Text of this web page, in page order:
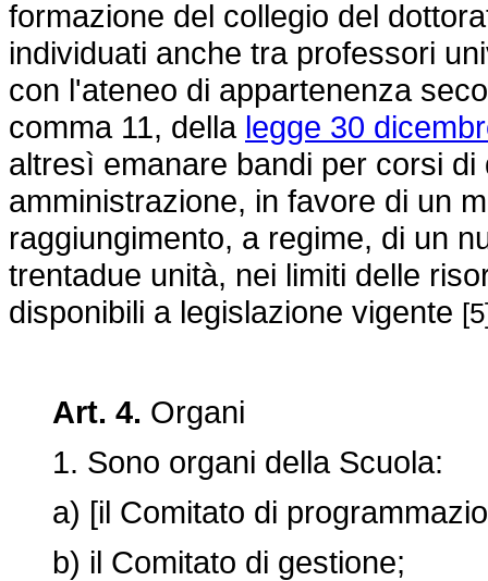
formazione del collegio del
individuati anche tra professori
con l'ateneo di appartenenza
comma 11, della legge 30
altresì emanare bandi per corsi
amministrazione, in favore di un
raggiungimento, a regime, di un
trentadue unità, nei limiti delle
disponibili a legislazione vigente
Art. 4. Organi
1. Sono organi della Scuola:
a) [il Comitato di
b) il Comitato di gestione;